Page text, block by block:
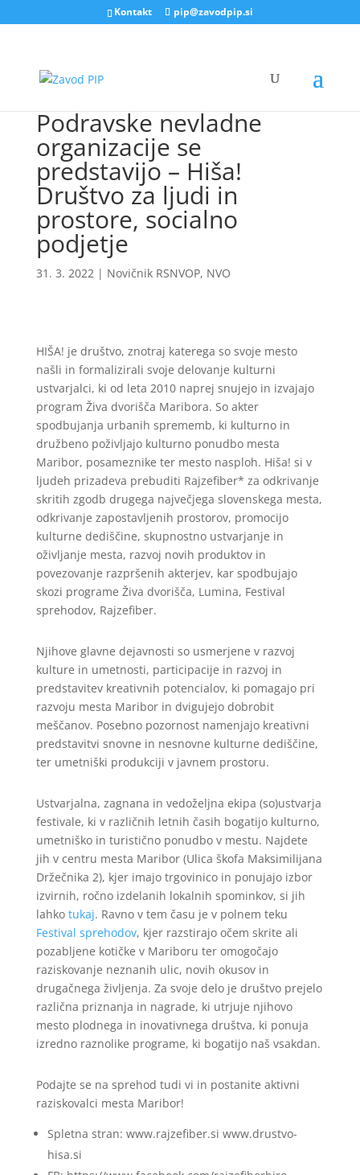
Kontakt pip@zavodpip.si
Podravske nevladne
organizacije se
predstavijo – Hiša!
Društvo za ljudi in
prostore, socialno
podjetje
31. 3. 2022| Novičnik RSNVOP, NVO
HIŠA! je društvo, znotraj katerega so svoje mesto
našli in formalizirali svoje delovanje kulturni
ustvarjalci, ki od leta 2010 naprej snujejo in izvajajo
program Živa dvorišča Maribora. So akter
spodbujanja urbanih sprememb, ki kulturno in
družbeno poživljajo kulturno ponudbo mesta
Maribor, posameznike ter mesto nasploh. Hiša! si v
ljudeh prizadeva prebuditi Rajzefiber* za odkrivanje
skritih zgodb drugega največjega slovenskega mesta,
odkrivanje zapostavljenih prostorov, promocijo
kulturne dediščine, skupnostno ustvarjanje in
oživljanje mesta, razvoj novih produktov in
povezovanje razpršenih akterjev, kar spodbujajo
skozi programe Živa dvorišča, Lumina, Festival
sprehodov, Rajzefiber.
Njihove glavne dejavnosti so usmerjene v razvoj
kulture in umetnosti, participacije in razvoj in
predstavitev kreativnih potencialov, ki pomagajo pri
razvoju mesta Maribor in dvigujejo dobrobit
meščanov. Posebno pozornost namenjajo kreativni
predstavitvi snovne in nesnovne kulturne dediščine,
ter umetniški produkciji v javnem prostoru.
Ustvarjalna, zagnana in vedoželjna ekipa (so)ustvarja
festivale, ki v različnih letnih časih bogatijo kulturno,
umetniško in turistično ponudbo v mestu. Najdete
jih v centru mesta Maribor (Ulica škofa Maksimilijana
Držečnika 2), kjer imajo trgovinico in ponujajo izbor
izvirnih, ročno izdelanih lokalnih spominkov, si jih
lahko tukaj. Ravno v tem času je v polnem teku
Festival sprehodov, kjer razstirajo očem skrite ali
pozabljene kotičke v Mariboru ter omogočajo
raziskovanje neznanih ulic, novih okusov in
drugačnega življenja. Za svoje delo je društvo prejelo
različna priznanja in nagrade, ki utrjuje njihovo
mesto plodnega in inovativnega društva, ki ponuja
izredno raznolike programe, ki bogatijo naš vsakdan.
Podajte se na sprehod tudi vi in postanite aktivni
raziskovalci mesta Maribor!
Spletna stran: www.rajzefiber.si www.drustvo-
hisa.si